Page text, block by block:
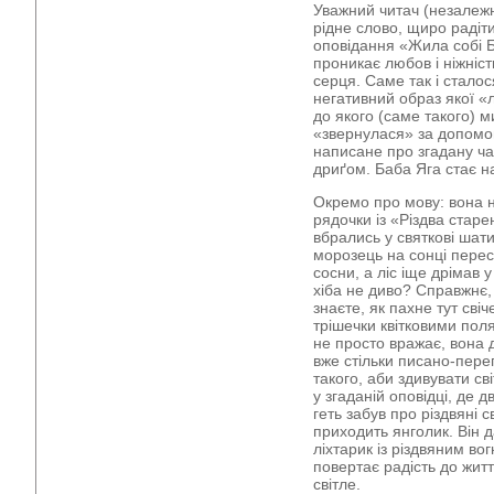
Уважний читач
рідне слово, щиро
оповідання «Жила собі
проникає любов і
серця. Саме так і
негативний образ якої
до якого (саме такого)
«звернулася» за
написане про згадану
дриґом. Баба Яга стає
Окремо про мову: вона
рядочки із «Різдва
вбрались у святкові
морозець на сонці
сосни, а ліс іще дрімав
хіба не диво?
знаєте, як пахне тут
трішечки квітковими
не просто вражає, вона
вже стільки писано-
такого, аби здивувати
у згаданій оповідці, де
геть забув про
приходить янголик. Він
ліхтарик із різдвяним
повертає радість до
світле.